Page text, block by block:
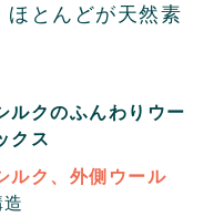
ほとんどが天然素
ルクのふんわりウー
クス
ルク、外側ウール